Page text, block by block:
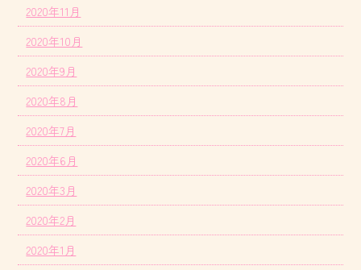
2020年11月
2020年10月
2020年9月
2020年8月
2020年7月
2020年6月
2020年3月
2020年2月
2020年1月